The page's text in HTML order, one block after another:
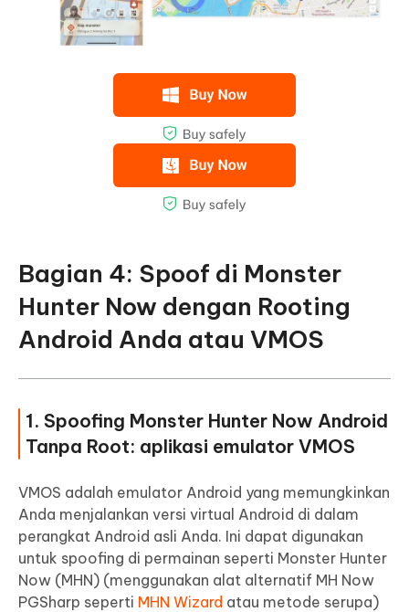
Bagian 4: Spoof di Monster
Hunter Now dengan Rooting
Android Anda atau VMOS
1. Spoofing Monster Hunter Now Android
Tanpa Root: aplikasi emulator VMOS
VMOS adalah emulator Android yang memungkinkan
Anda menjalankan versi virtual Android di dalam
perangkat Android asli Anda. Ini dapat digunakan
untuk spoofing di permainan seperti Monster Hunter
Now (MHN) (menggunakan alat alternatif MH Now
PGSharp seperti MHN Wizard atau metode serupa)